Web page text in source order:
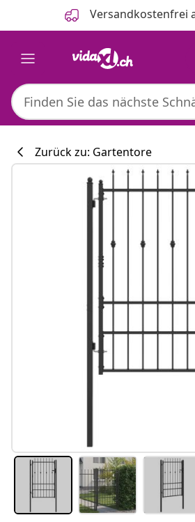
Versandkostenfrei
Zurück zu: Gartentore